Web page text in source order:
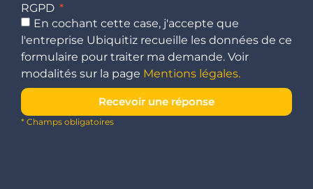
RGPD
En cochant cette case, j'accepte que
l'entreprise Ubiquitiz recueille les données de ce
formulaire pour traiter ma demande. Voir
modalités sur la page Mentions légales.
Recevoir une réponse
* Champs obligatoires